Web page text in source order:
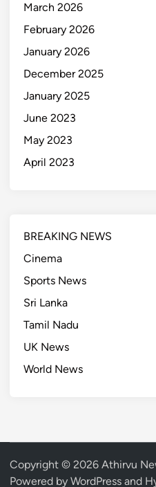
March 2026
February 2026
January 2026
December 2025
January 2025
June 2023
May 2023
April 2023
BREAKING NEWS
Cinema
Sports News
Sri Lanka
Tamil Nadu
UK News
World News
Copyright © 2026 Athirvu
Powered by WordPress and